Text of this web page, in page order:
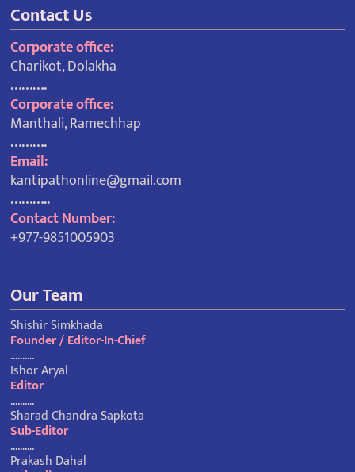
Contact Us
Corporate office:
Charikot, Dolakha
……….
Corporate office:
Manthali, Ramechhap
……….
Email:
kantipathonline@gmail.com
………..
Contact Number:
+977-9851005903
Our Team
Shishir Simkhada
Founder / Editor-In-Chief
……….
Ishor Aryal
Editor
……….
Sharad Chandra Sapkota
Sub-Editor
……….
Prakash Dahal